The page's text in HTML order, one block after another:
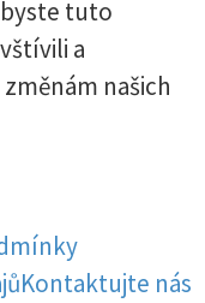
tuto
a
našich
Kontaktujte nás